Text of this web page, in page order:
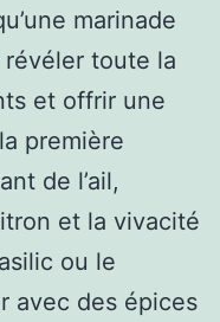
marinade
toute la
et offrir une
première
de l’ail,
et la vivacité
ou le
avec des épices